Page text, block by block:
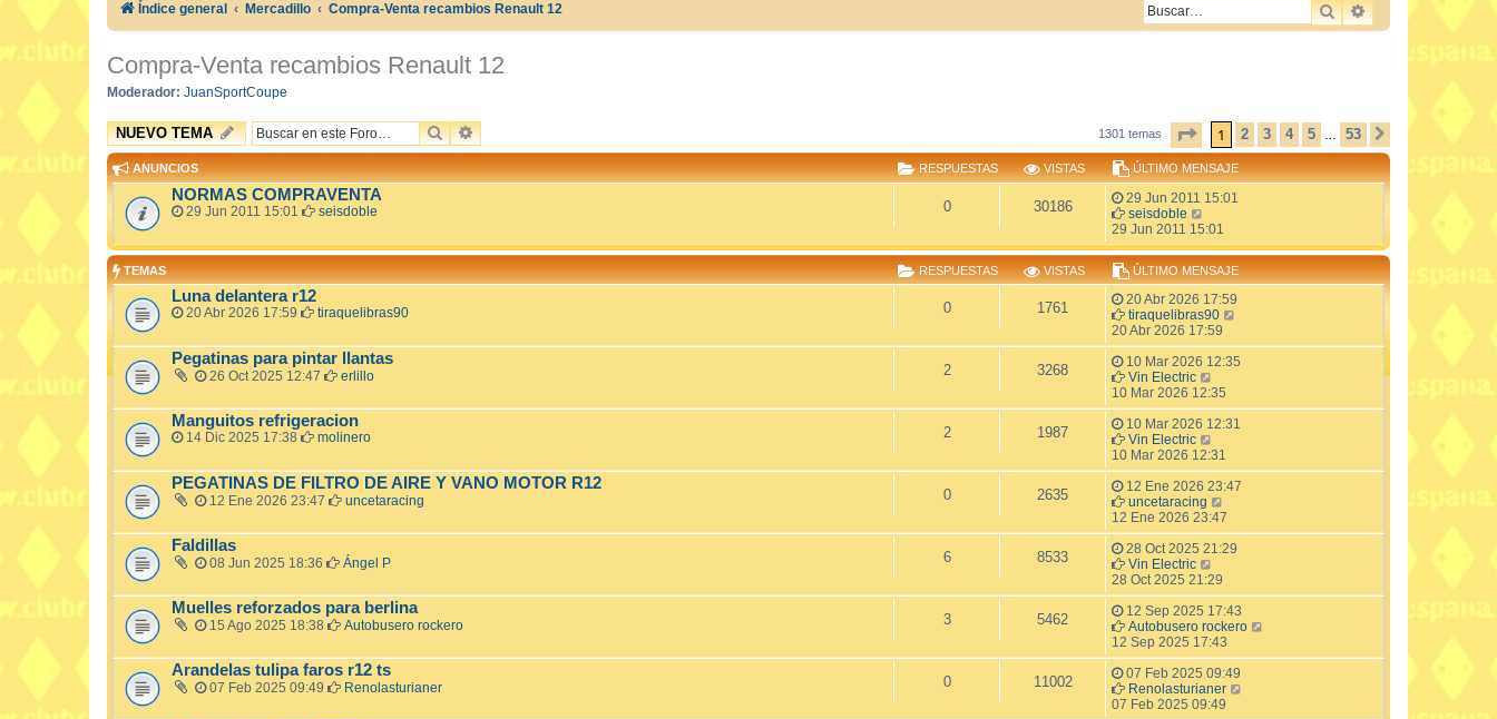
Índice general Mercadillo Compra-Venta recambios Renault 12 BUSCARBÚSQUEDA
Compra-Venta recambios Renault 12
Moderador: JuanSportCoupe
NUEVO TEMA BUSCARBÚSQUEDA AVANZADA 1301 temas PÁGINA 1DE 53
1 2 3 4 5 53
ANUNCIOS RESPUESTAS VISTAS ÚLTIMO MENSAJE
NORMAS COMPRAVENTA
29 Jun 2011 15:01 seisdoble 0 30186
29 Jun 2011 15:01
seisdoble
29 Jun 2011 15:01
TEMAS RESPUESTAS VISTAS ÚLTIMO MENSAJE
Luna delantera r12
20 Abr 2026 17:59 tiraquelibras90 0 1761
20 Abr 2026 17:59
tiraquelibras90
20 Abr 2026 17:59
Pegatinas para pintar llantas
26 Oct 2025 12:47 erlillo 2 3268
10 Mar 2026 12:35
Vin Electric
10 Mar 2026 12:35
Manguitos refrigeracion
14 Dic 2025 17:38 molinero 2 1987
10 Mar 2026 12:31
Vin Electric
10 Mar 2026 12:31
PEGATINAS DE FILTRO DE AIRE Y VANO MOTOR R12
12 Ene 2026 23:47 uncetaracing 0 2635
12 Ene 2026 23:47
uncetaracing
12 Ene 2026 23:47
Faldillas
08 Jun 2025 18:36 Ángel P 6 8533
28 Oct 2025 21:29
Vin Electric
28 Oct 2025 21:29
Muelles reforzados para berlina
15 Ago 2025 18:38 Autobusero rockero 3 5462
12 Sep 2025 17:43
Autobusero rockero
12 Sep 2025 17:43
Arandelas tulipa faros r12 ts
07 Feb 2025 09:49 Renolasturianer 0 11002
07 Feb 2025 09:49
Renolasturianer
07 Feb 2025 09:49